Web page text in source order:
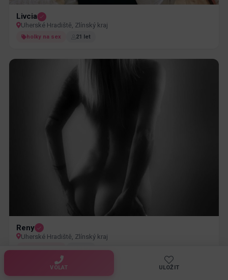
Livcia
Uherské Hradiště, Zlínský kraj
holky na sex 21 let
Reny
Uherské Hradiště, Zlínský kraj
VOLAT ULOŽIT